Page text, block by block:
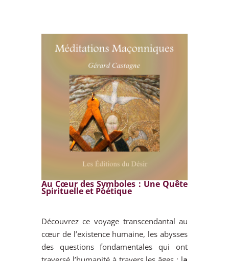
Au Cœur des Symboles : Une Quête
Spirituelle et Poétique
Découvrez ce voyage transcendantal au
cœur de l’existence humaine, les abysses
des questions fondamentales qui ont